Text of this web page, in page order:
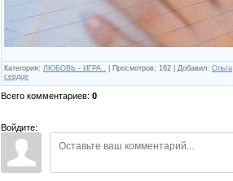
Категория: ЛЮБОВЬ - ИГРА.. Просмотров: 162 Добавил: Ольга
сердце
Всего комментариев: 0
Войдите: